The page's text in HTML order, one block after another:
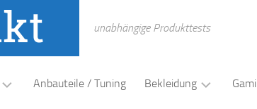
unabhängige Produkttests
Anbauteile / Tuning Bekleidung